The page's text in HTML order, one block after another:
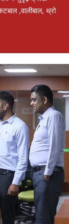
,वालीबाल, थ्रो